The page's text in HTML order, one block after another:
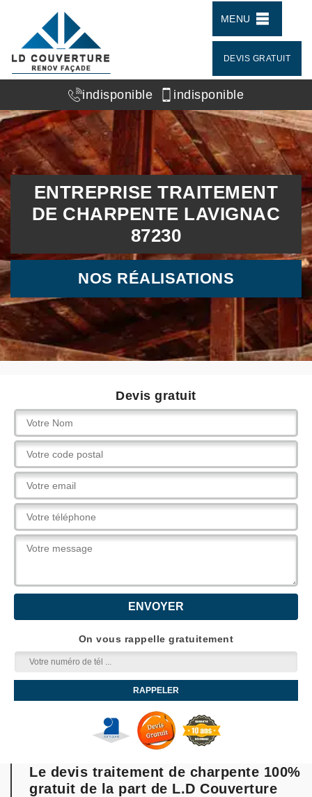
MENU
DEVIS GRATUIT
indisponible indisponible
ENTREPRISE TRAITEMENT
DE CHARPENTE LAVIGNAC
87230
NOS RÉALISATIONS
Devis gratuit
On vous rappelle gratuitement
Le devis traitement de charpente 100%
gratuit de la part de L.D Couverture